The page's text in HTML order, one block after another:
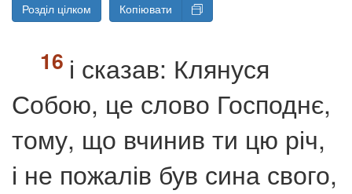
Розділ цілком Копіювати
і сказав: Клянуся
Собою, це слово Господнє,
тому, що вчинив ти цю річ,
і не пожалів був сина свого,